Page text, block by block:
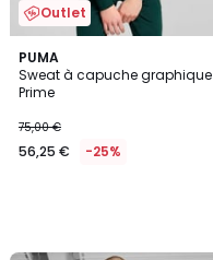
Outlet
PUMA
Sweat à capuche graphique
Prime
75,00 €
56,25 € -25%